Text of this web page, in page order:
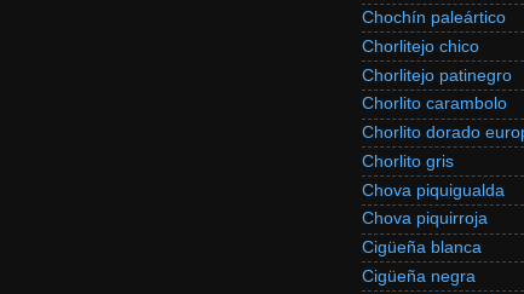
Chochín paleártico
Chorlitejo chico
Chorlitejo patinegro
Chorlito carambolo
Chorlito dorado
Chorlito gris
Chova piquigualda
Chova piquirroja
Cigüeña blanca
Cigüeña negra